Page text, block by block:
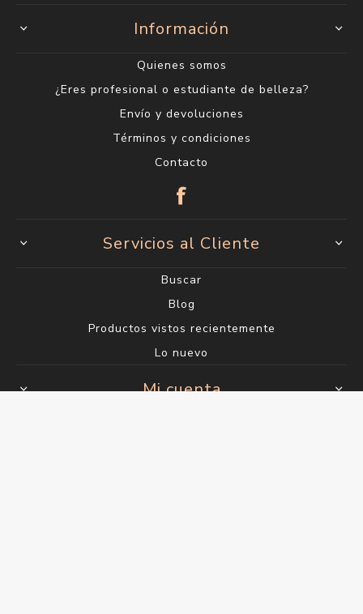
Información
Quienes somos
¿Eres profesional o estudiante de belleza?
Envío y devoluciones
Términos y condiciones
Contacto
Servicios al Cliente
Buscar
Blog
Productos vistos recientemente
Lo nuevo
Mi cuenta